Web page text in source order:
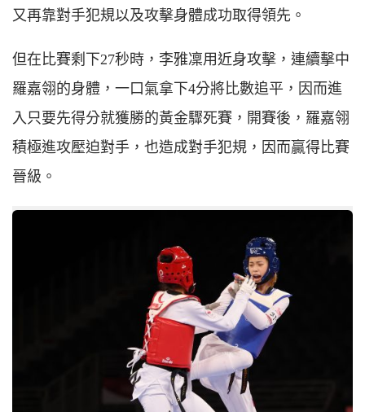
又再靠對手犯規以及攻擊身體成功取得領先。
但在比賽剩下27秒時，李雅凜用近身攻擊，連續擊中
羅嘉翎的身體，一口氣拿下4分將比數追平，因而進
入只要先得分就獲勝的黃金驟死賽，開賽後，羅嘉翎
積極進攻壓迫對手，也造成對手犯規，因而贏得比賽
晉級。